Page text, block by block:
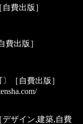
費出版］
費出版］
［自費出版］
デザイン,建築,自費